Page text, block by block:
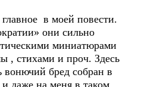
в моей повести.
они сильно
миниатюрами
, стихами и проч. Здесь
вонючий бред собран в
даже на меня в таком